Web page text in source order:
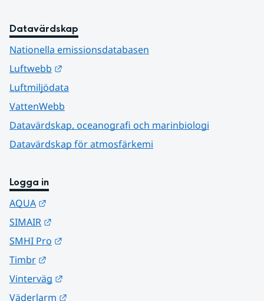
Datavärdskap
Nationella emissionsdatabasen
Luftwebb
Luftmiljödata
VattenWebb
Datavärdskap, oceanografi och marinbiologi
Datavärdskap för atmosfärkemi
Logga in
AQUA
SIMAIR
SMHI Pro
Timbr
Vinterväg
Väderlarm